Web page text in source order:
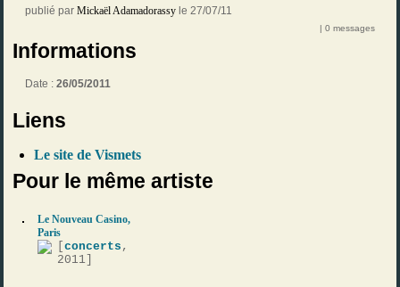
publié par Mickaël Adamadorassy le 27/07/11
| 0 messages
Informations
Date :26/05/2011
Liens
Le site de Vismets
Pour le même artiste
Le Nouveau Casino,
Paris
[concerts ,
2011]